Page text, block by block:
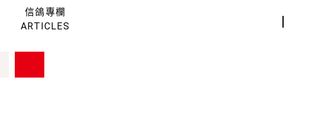
信鴿專欄
ARTICLES